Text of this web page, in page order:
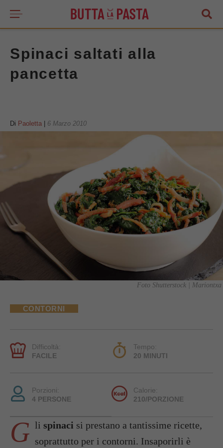
Spinaci saltati alla
pancetta
Di Paoletta 6 Marzo 2010
Foto Shutterstock | Mariontxa
CONTORNI
Difficoltà:
FACILE
Tempo:
20 MINUTI
Porzioni:
4 PERSONE
Calorie:
210/PORZIONE
G li spinaci si prestano a tantissime ricette,
soprattutto per i contorni. Insaporirli è